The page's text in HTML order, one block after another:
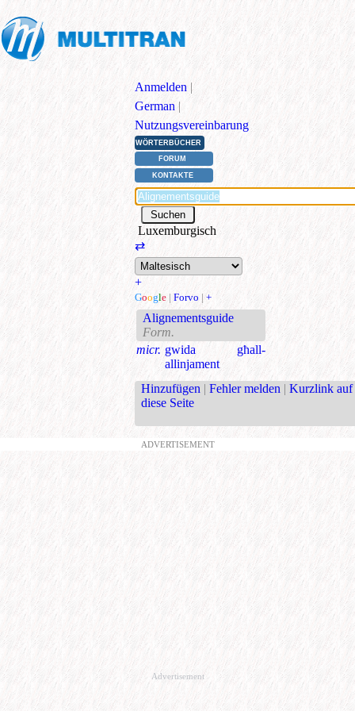
Anmelden |
German |
Nutzungsvereinbarung
WÖRTERBÜCHER
FORUM
KONTAKTE
Luxemburgisch
⇄
+
Google | Forvo | +
Alignementsguide
Form.
micr. gwida għall-
allinjament
Hinzufügen | Fehler melden | Kurzlink auf
diese Seite
ADVERTISEMENT
Advertisement